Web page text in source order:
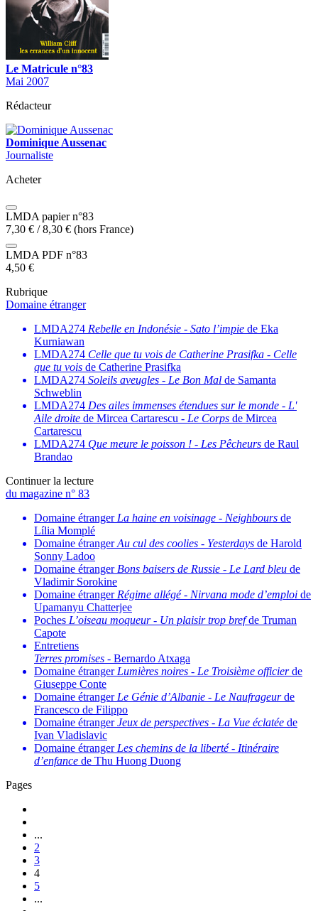
Le Matricule n°83
Mai 2007
Rédacteur
Dominique Aussenac
Journaliste
Acheter
LMDA papier n°83
7,30 € /8,30 € (hors France)
LMDA PDF n°83
4,50 €
Rubrique
Domaine étranger
LMDA274 Rebelle en Indonésie - Sato l’impie de Eka
Kurniawan
LMDA274 Celle que tu vois de Catherine Prasifka - Celle
que tu vois de Catherine Prasifka
LMDA274 Soleils aveugles - Le Bon Mal de Samanta
Schweblin
LMDA274 Des ailes immenses étendues sur le monde - L'
Aile droite de Mircea Cartarescu - Le Corps de Mircea
Cartarescu
LMDA274 Que meure le poisson ! - Les Pêcheurs de Raul
Brandao
Continuer la lecture
du magazine n° 83
Domaine étrangerLa haine en voisinage - Neighbours de
Lília Momplé
Domaine étrangerAu cul des coolies - Yesterdays de Harold
Sonny Ladoo
Domaine étrangerBons baisers de Russie - Le Lard bleu de
Vladimir Sorokine
Domaine étrangerRégime allégé - Nirvana mode d’emploi de
Upamanyu Chatterjee
Poches L’oiseau moqueur - Un plaisir trop brefde Truman
Capote
Entretiens
Terres promises - Bernardo Atxaga
Domaine étrangerLumières noires - Le Troisième officierde
Giuseppe Conte
Domaine étrangerLe Génie d’Albanie - Le Naufrageurde
Francesco de Filippo
Domaine étrangerJeux de perspectives - La Vue éclatée de
Ivan Vladislavic
Domaine étrangerLes chemins de la liberté - Itinéraire
d’enfance de Thu Huong Duong
Pages
...
2
3
4
5
...